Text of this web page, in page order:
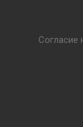
Согласие